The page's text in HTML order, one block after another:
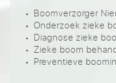
Boomverzorger
Onderzoek zieke
Diagnose zieke
Zieke boom
Preventieve